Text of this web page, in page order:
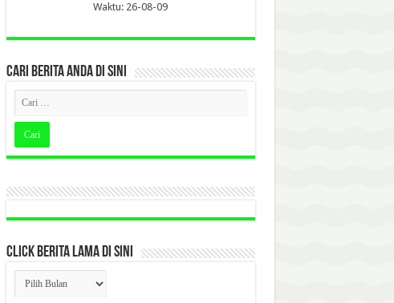
Waktu: 26-08-09
CARI BERITA ANDA DI SINI
CLICK BERITA LAMA DI SINI
CLICK
BERITA
LAMA